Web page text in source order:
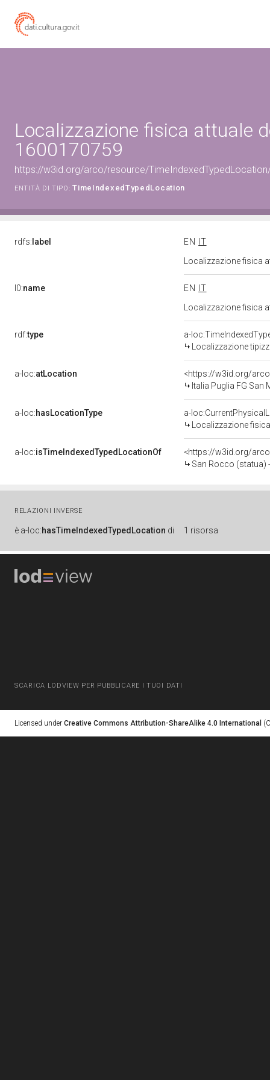
Localizzazione fisica attuale
1600170759
https://w3id.org/arco/resource/
ENTITÀ DI TIPO: TimeIndexedTypedLocation
rdfs: label EN
IT
Localizzazione fisica
l0:name EN
IT
Localizzazione fisica
rdf:type
a-
Localizzazione
a-loc:atLocation
<https://w3id.org/
Italia Puglia FG San
a-loc:hasLocationType
a-
Localizzazione
a-loc:isTimeIndexedTypedLocationOf
<https://w3id.org/
San Rocco (statua)
RELAZIONI INVERSE
è a-loc:hasTimeIndexedTypedLocation di 1 risorsa
SCARICA LODVIEW PER PUBBLICARE I TUOI DATI
Licensed under Creative Commons Attribution-ShareAlike 4.0 International